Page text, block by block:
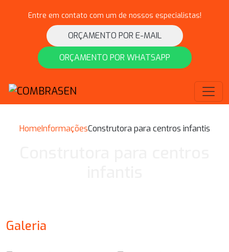
Entre em contato com um de nossos especialistas!
ORÇAMENTO POR E-MAIL
ORÇAMENTO POR WHATSAPP
HomeInformaçõesConstrutora para centros infantis
Galeria